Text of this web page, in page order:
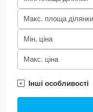
Інші особливості